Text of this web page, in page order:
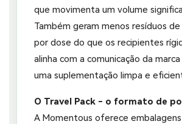
que movimenta um volume
Também geram menos resíduos
por dose do que os recipientes
alinha com a comunicação da
uma suplementação limpa e
O Travel Pack - o formato de
A Momentous oferece